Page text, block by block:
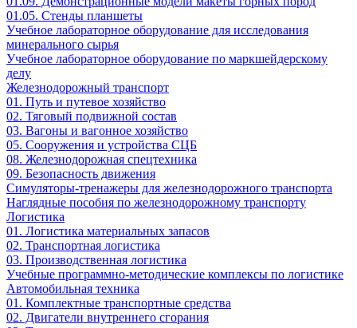
01.05. Стенды планшеты
Учебное лабораторное оборудование для исследования
минерального сырья
Учебное лабораторное оборудование по маркшейдерскому
делу
Железнодорожный транспорт
01. Путь и путевое хозяйство
02. Тяговый подвижной состав
03. Вагоны и вагонное хозяйство
05. Сооружения и устройства СЦБ
08. Железнодорожная спецтехника
09. Безопасность движения
Симуляторы-тренажеры для железнодорожного транспорта
Наглядные пособия по железнодорожному транспорту
Логистика
01. Логистика материальных запасов
02. Транспортная логистика
03. Производственная логистика
Учебные программно-методические комплексы по логистике
Автомобильная техника
01. Комплектные транспортные средства
02. Двигатели внутреннего сгорания